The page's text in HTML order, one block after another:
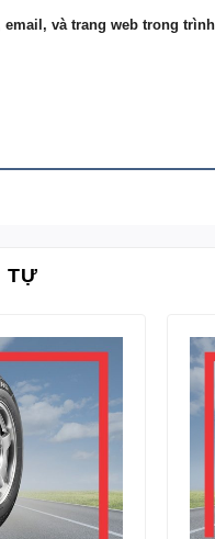
email, và trang web trong
TỰ